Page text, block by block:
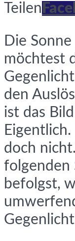
Teilen
Die
möchtest
den
ist das
doch
folgenden
befolgst,